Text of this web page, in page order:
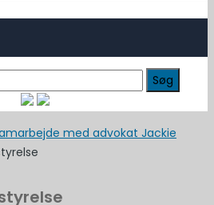
med advokat Jackie